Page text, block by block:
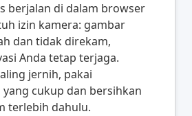
berjalan di dalam browser
izin kamera: gambar
dan tidak direkam,
Anda tetap terjaga.
jernih, pakai
yang cukup dan bersihkan
terlebih dahulu.